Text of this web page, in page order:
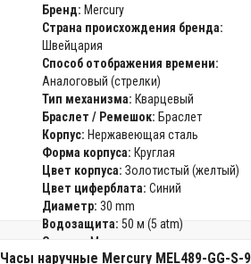
Бренд: Mercury
Страна происхождения бренда:
Швейцария
Способ отображения времени:
Аналоговый (стрелки)
Тип механизма: Кварцевый
Браслет / Ремешок: Браслет
Корпус: Нержавеющая сталь
Форма корпуса: Круглая
Цвет корпуса: Золотистый (желтый)
Цвет циферблата: Синий
Диаметр: 30 mm
Водозащита: 50 м (5 atm)
Стекло:
Минеральное
Гарантия:24 месяца
Часы наручные Mercury MEL489-GG-S-9